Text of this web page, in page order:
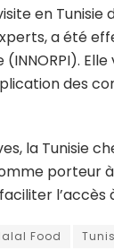
en
a été
des
la Tunisie
porteur à
l’accès
Food